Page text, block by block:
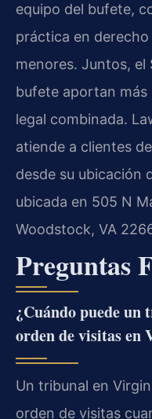
equipo del bufete,
práctica en
menores. Juntos, el
bufete aportan más
legal combinada.
atiende a clientes
desde su ubicación
ubicada en 505 N
Woodstock, VA
Preguntas
¿Cuándo puede
orden de visitas en
Un tribunal en
orden de visitas